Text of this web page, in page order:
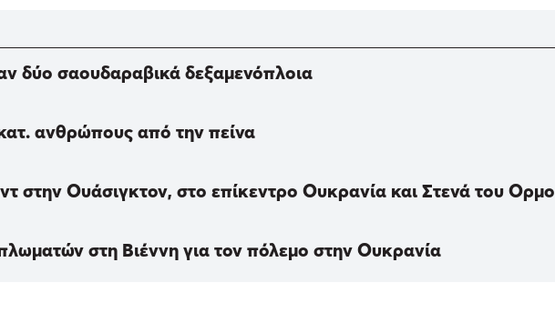
δύο σαουδαραβικά δεξαμενόπλοια
ανθρώπους από την πείνα
στην Ουάσιγκτον, στο επίκεντρο Ουκρανία και Στενά του
στη Βιέννη για τον πόλεμο στην Ουκρανία